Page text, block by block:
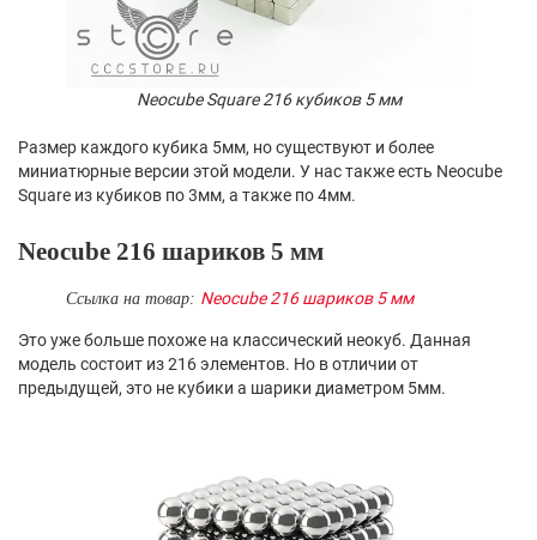
Neocube Square 216 кубиков 5 мм
Размер каждого кубика 5мм, но существуют и более
миниатюрные версии этой модели. У нас также есть Neocube
Square из кубиков по 3мм, а также по 4мм.
Neocube 216 шариков 5 мм
Ссылка на товар: Neocube 216 шариков 5 мм
Это уже больше похоже на классический неокуб. Данная
модель состоит из 216 элементов. Но в отличии от
предыдущей, это не кубики а шарики диаметром 5мм.